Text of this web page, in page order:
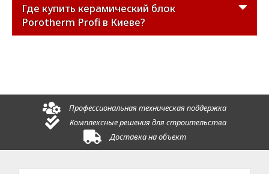
Где купить керамический блок
Porotherm Profi в Киеве?
Профессиональная техническая поддержка
Комплексные решения для строительства
Доставка на объект